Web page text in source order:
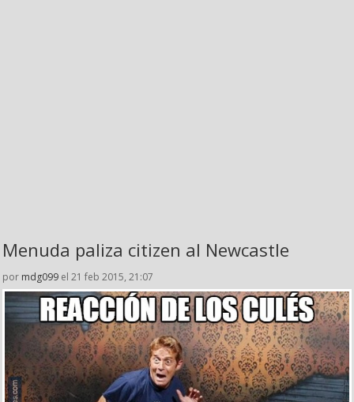
Menuda paliza citizen al Newcastle
por mdg099 el 21 feb 2015, 21:07